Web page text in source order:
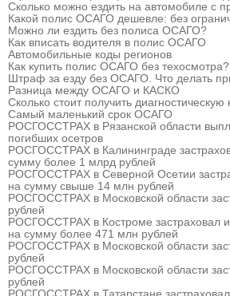
Сколько можно ездить на автомобиле с
Какой полис ОСАГО дешевле: без
Можно ли ездить без полиса ОСАГО?
Как вписать водителя в полис ОСАГО
Автомобильные коды регионов
Как купить полис ОСАГО без техосмотра?
Штраф за езду без ОСАГО. Что делать
Разница между ОСАГО и КАСКО
Сколько стоит получить диагностическую
Самый маленький срок ОСАГО
РОСГОССТРАХ в Рязанской области
погибших осетров
РОСГОССТРАХ в Калининграде
сумму более 1 млрд рублей
РОСГОССТРАХ в Северной Осетии
на сумму свыше 14 млн рублей
РОСГОССТРАХ в Московской области
рублей
РОСГОССТРАХ в Костроме застраховал
на сумму более 471 млн рублей
РОСГОССТРАХ в Московской области
рублей
РОСГОССТРАХ в Московской области
рублей